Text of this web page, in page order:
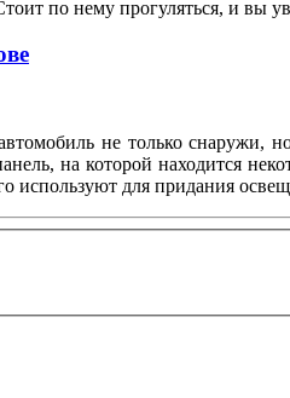
по нему прогуляться, и вы
не только
на которой находится
для придания